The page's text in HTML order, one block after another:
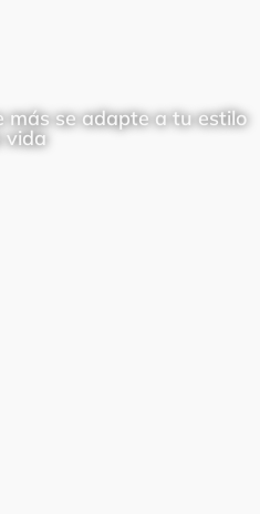
más se adapte a tu estilo
vida